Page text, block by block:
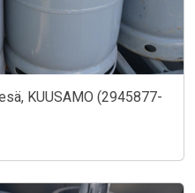
KUUSAMO (2945877-